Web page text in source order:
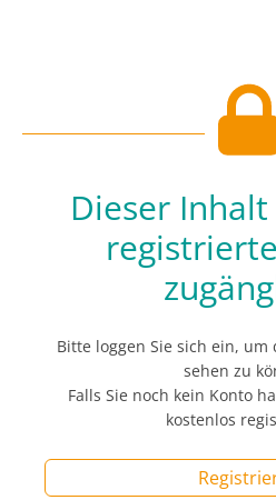
Dieser
Bitte loggen Sie sich ein,
sehen zu
Falls Sie noch kein Konto
kostenlos